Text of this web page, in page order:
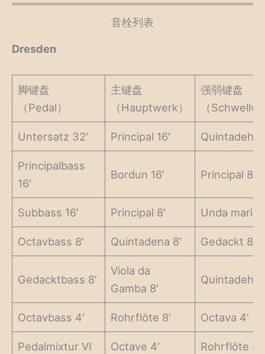
音栓列表
Dresden
脚键盘
（Pedal）
主键盘
（Hauptwerk）
强弱键盘
（
Untersatz 32′ Principal 16′ Quintadehn
Principalbass
16′
Bordun 16′ Principal 8′
Subbass 16′ Principal 8′ Unda maris
Octavbass 8′ Quintadena 8′ Gedackt 8′
Gedacktbass 8′
Viola da
Gamba 8′
Quintadehn
Octavbass 4′ Rohrflöte 8′ Octava 4′
Pedalmixtur VI Octave 4′ Rohrflöte 4′